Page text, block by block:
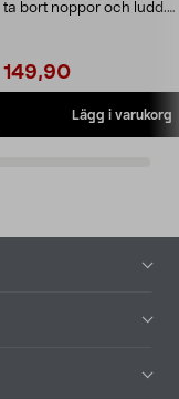
ta bort noppor och ludd.
149,90
Lägg i varukorg